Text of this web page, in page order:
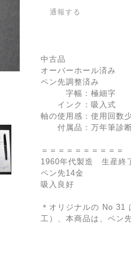
通報する
中古品
オーバーホール済み
ペン先調整済み
字幅：極細字
インク：吸入式
軸の使用感：使用回数
付属品：万年筆診
＝＝＝＝＝＝＝＝＝＝
1960年代製造 生産終
ペン先14金
吸入良好
＊オリジナルの No 31
工）、本商品は、ペン